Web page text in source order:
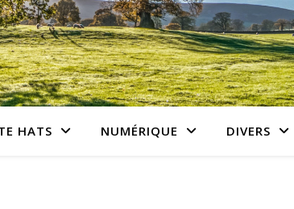
HATS NUMÉRIQUE DIVERS